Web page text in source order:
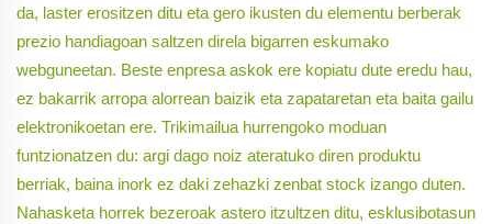
da, laster erositzen ditu eta gero ikusten du elementu berberak
prezio handiagoan saltzen direla bigarren eskumako
webguneetan. Beste enpresa askok ere kopiatu dute eredu hau,
ez bakarrik arropa alorrean baizik eta zapataretan eta baita gailu
elektronikoetan ere. Trikimailua hurrengoko moduan
funtzionatzen du: argi dago noiz ateratuko diren produktu
berriak, baina inork ez daki zehazki zenbat stock izango duten.
Nahasketa horrek bezeroak astero itzultzen ditu, esklusibotasun